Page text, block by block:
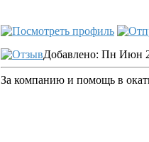
Добавлено: Пн Июн
За компанию и помощь в